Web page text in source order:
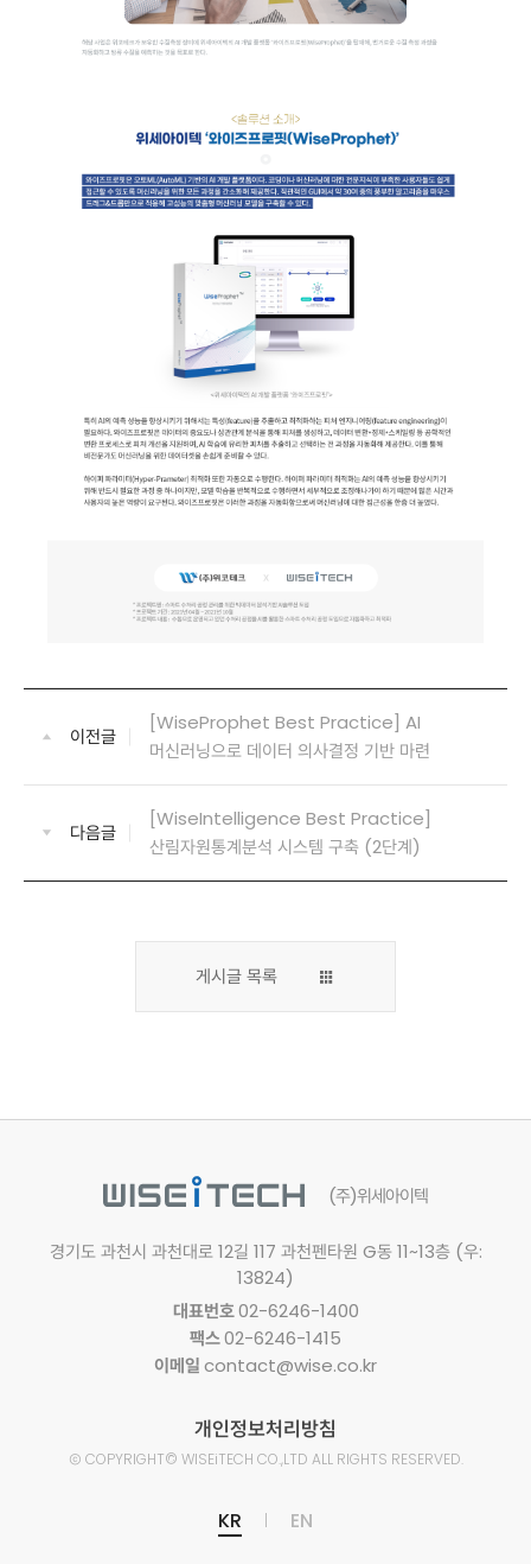
이전글
[WiseProphet Best Practice] AI
머신러닝으로 데이터 의사결정 기반 마련
다음글
[WiseIntelligence Best Practice]
산림자원통계분석 시스템 구축 (2단계)
게시글 목록
(주)위세아이텍
경기도 과천시 과천대로 12길 117 과천펜타원 G동 11~13층 (우:
13824)
대표번호02-6246-1400
팩스02-6246-1415
이메일contact@wise.co.kr
개인정보처리방침
Ⓒ COPYRIGHT© WISEiTECH CO.,LTD ALL RIGHTS RESERVED.
KR EN